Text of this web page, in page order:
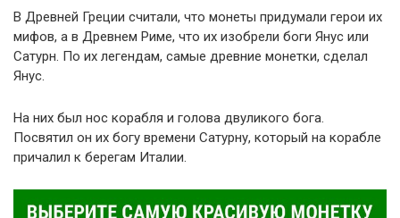
В Древней Греции считали, что монеты придумали герои их
мифов, а в Древнем Риме, что их изобрели боги Янус или
Сатурн. По их легендам, самые древние монетки, сделал
Янус.
На них был нос корабля и голова двуликого бога.
Посвятил он их богу времени Сатурну, который на корабле
причалил к берегам Италии.